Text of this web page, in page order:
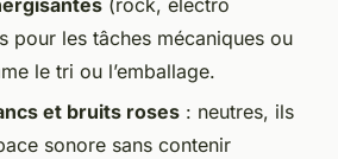
(rock, électro
pour les tâches mécaniques ou
le tri ou l’emballage.
et bruits roses : neutres, ils
sonore sans contenir